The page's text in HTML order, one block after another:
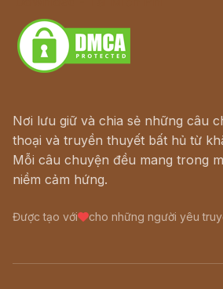
Nơi lưu giữ và chia sẻ những câu
thoại và truyền thuyết bất hủ từ
Mỗi câu chuyện đều mang trong
niềm cảm hứng.
Được tạo với cho những người yêu